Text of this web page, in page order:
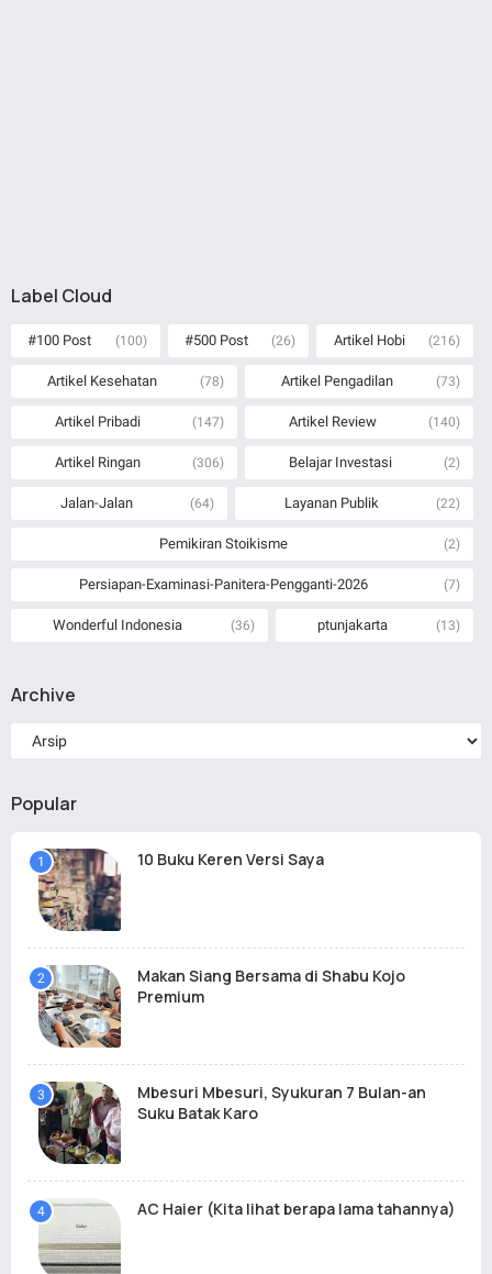
Label Cloud
#100 Post (100) #500 Post (26) Artikel Hobi (216)
Artikel Kesehatan (78) Artikel Pengadilan (73)
Artikel Pribadi (147) Artikel Review (140)
Artikel Ringan (306) Belajar Investasi (2)
Jalan-Jalan (64) Layanan Publik (22)
Pemikiran Stoikisme (2)
Persiapan-Examinasi-Panitera-Pengganti-2026 (7)
Wonderful Indonesia (36) ptunjakarta (13)
Archive
Popular
10 Buku Keren Versi Saya
Makan Siang Bersama di Shabu Kojo
Premium
Mbesuri Mbesuri, Syukuran 7 Bulan-an
Suku Batak Karo
AC Haier (Kita lihat berapa lama tahannya)